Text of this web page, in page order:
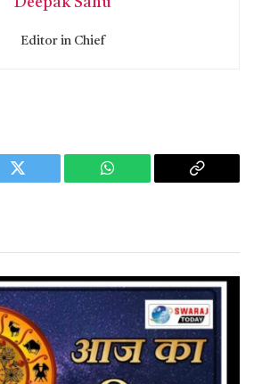
Editor in Chief
Twitter WhatsApp
Copy